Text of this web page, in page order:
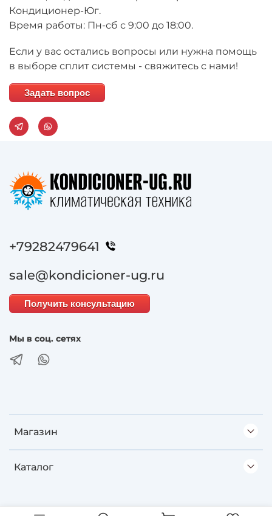
Кондиционер-Юг.
Время работы: Пн-сб с 9:00 до 18:00.
Если у вас остались вопросы или нужна помощь
в выборе сплит системы - свяжитесь с нами!
Задать вопрос
Магазин
Каталог
+79282479641
sale@kondicioner-ug.ru
Получить консультацию
Мы в соц. сетях